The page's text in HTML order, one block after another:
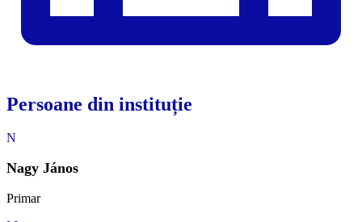
Persoane din instituție
N
Nagy János
Primar